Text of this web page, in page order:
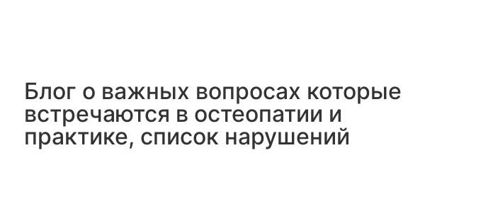
Блог о важных вопросах которые
встречаются в остеопатии и
практике, список нарушений